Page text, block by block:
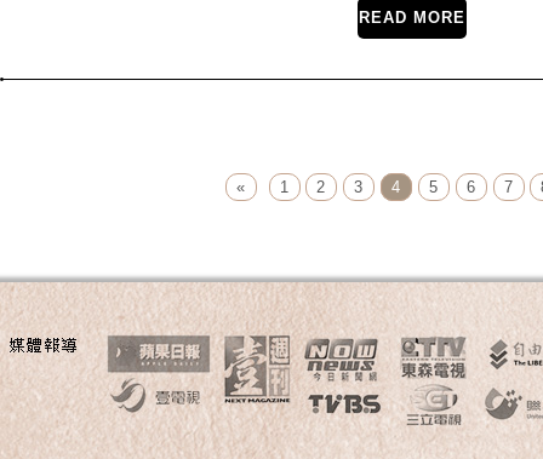
READ MORE
« 1 2 3 4 5 6 7